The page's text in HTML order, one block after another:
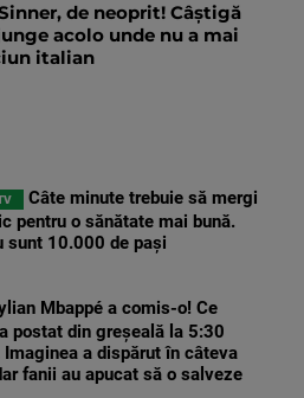
de neoprit! Câștigă
acolo unde nu a mai
italian
Câte minute trebuie să mergi
pentru o sănătate mai bună.
sunt 10.000 de pași
Mbappé a comis-o! Ce
postat din greșeală la 5:30
a dispărut în câteva
fanii au apucat să o salveze